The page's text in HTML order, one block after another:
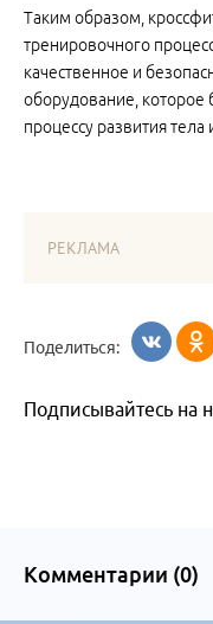
Таким образом,
тренировочного
качественное и
оборудование, которое
процессу развития
РЕКЛАМА
Поделиться:
Подписывайтесь на
Комментарии (0)